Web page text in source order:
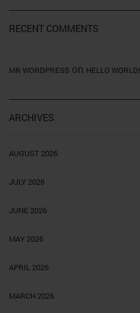
RECENT COMMENTS
MR WORDPRESS on HELLO WORLD!
ARCHIVES
AUGUST 2026
JULY 2026
JUNE 2026
MAY 2026
APRIL 2026
MARCH 2026